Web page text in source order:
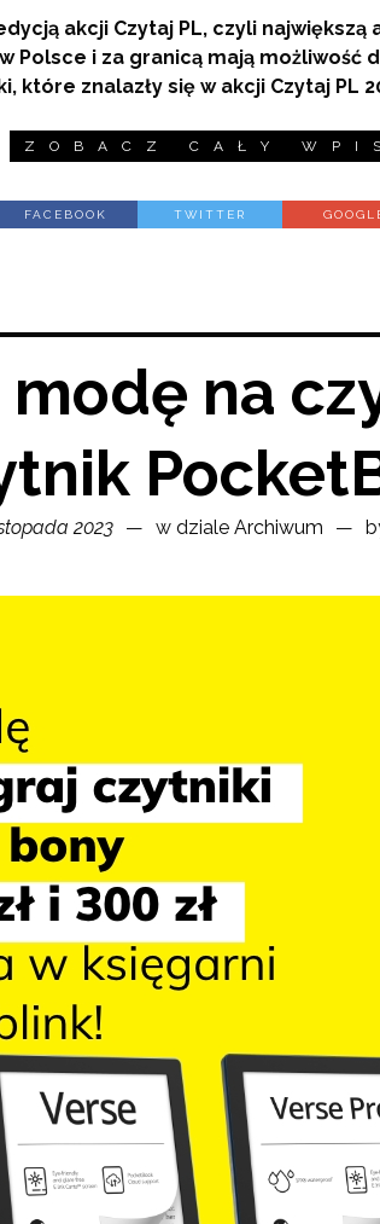
akcji Czytaj PL, czyli
Polsce i za granicą mają możliwość
które znalazły się w akcji Czytaj PL
ZOBACZ CAŁY
FACEBOOK TWITTER
na
2023 w dziale Archiwum